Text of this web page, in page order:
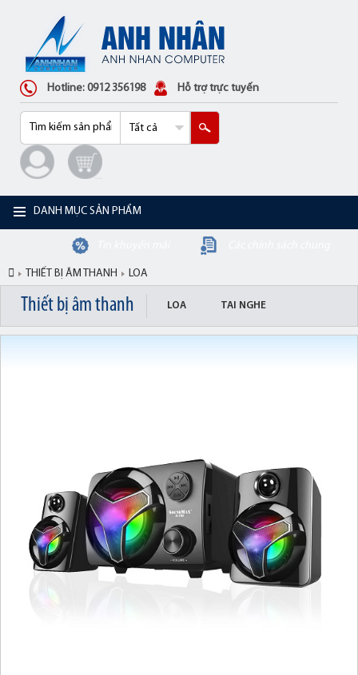
Hotline: 0912 356198 Hỗ trợ trực tuyến
DANH MỤC SẢN PHẨM
THIẾT BỊ ÂM THANH LOA
Thiết bị âm thanh LOA TAI NGHE